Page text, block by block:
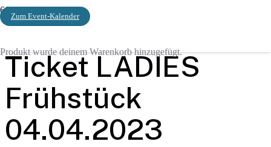
Zum Event-Kalender
Produktwurde deinem Warenkorb hinzugefügt.
Start/Unkategorisiert/ Ticket LADIES Frühstück 04.04.2023
Ticket LADIES
Frühstück
04.04.2023